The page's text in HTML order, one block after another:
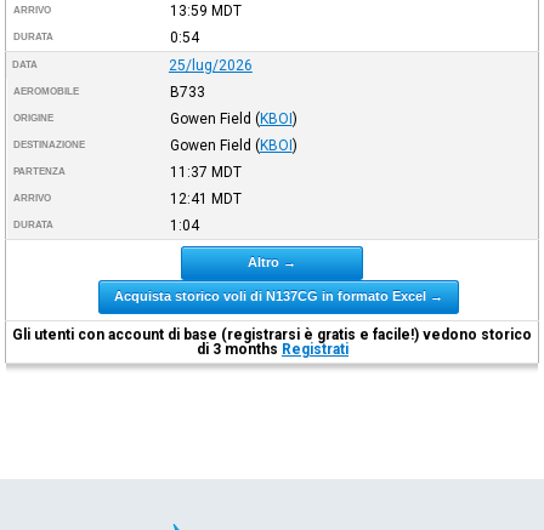
ARRIVO 13:59 MDT
DURATA 0:54
DATA 25/lug/2026
AEROMOBILE B733
ORIGINE Gowen Field (KBOI)
DESTINAZIONE Gowen Field (KBOI)
PARTENZA 11:37 MDT
ARRIVO 12:41 MDT
DURATA 1:04
Altro →
Acquista storico voli di N137CG in formato Excel →
Gli utenti con account di base (registrarsi è gratis e facile!) vedono storico
di 3 months Registrati